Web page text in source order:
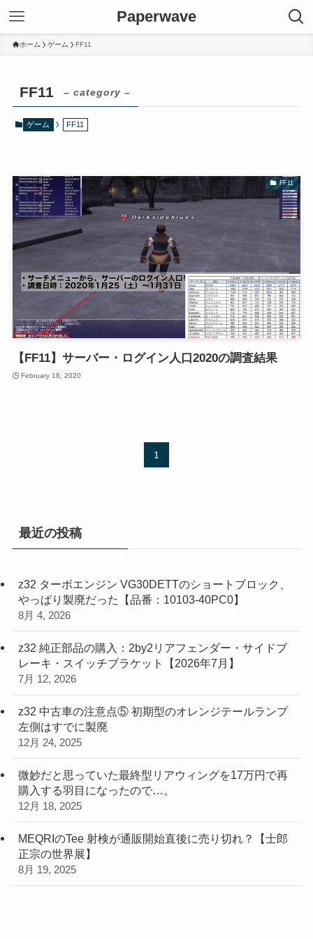
Paperwave
ホーム ゲーム FF11
FF11 – category –
ゲーム FF11
FF11
【FF11】サーバー・ログイン人口2020の調査結果
February 18, 2020
1
最近の投稿
z32 ターボエンジン VG30DETTのショートブロック、
やっぱり製廃だった【品番：10103-40PC0】
8月 4, 2026
z32 純正部品の購入：2by2リアフェンダー・サイドブ
レーキ・スイッチブラケット【2026年7月】
7月 12, 2026
z32 中古車の注意点⑤ 初期型のオレンジテールランプ
左側はすでに製廃
12月 24, 2025
微妙だと思っていた最終型リアウィングを17万円で再
購入する羽目になったので…。
12月 18, 2025
MEQRIのTee 射検が通販開始直後に売り切れ？【士郎
正宗の世界展】
8月 19, 2025